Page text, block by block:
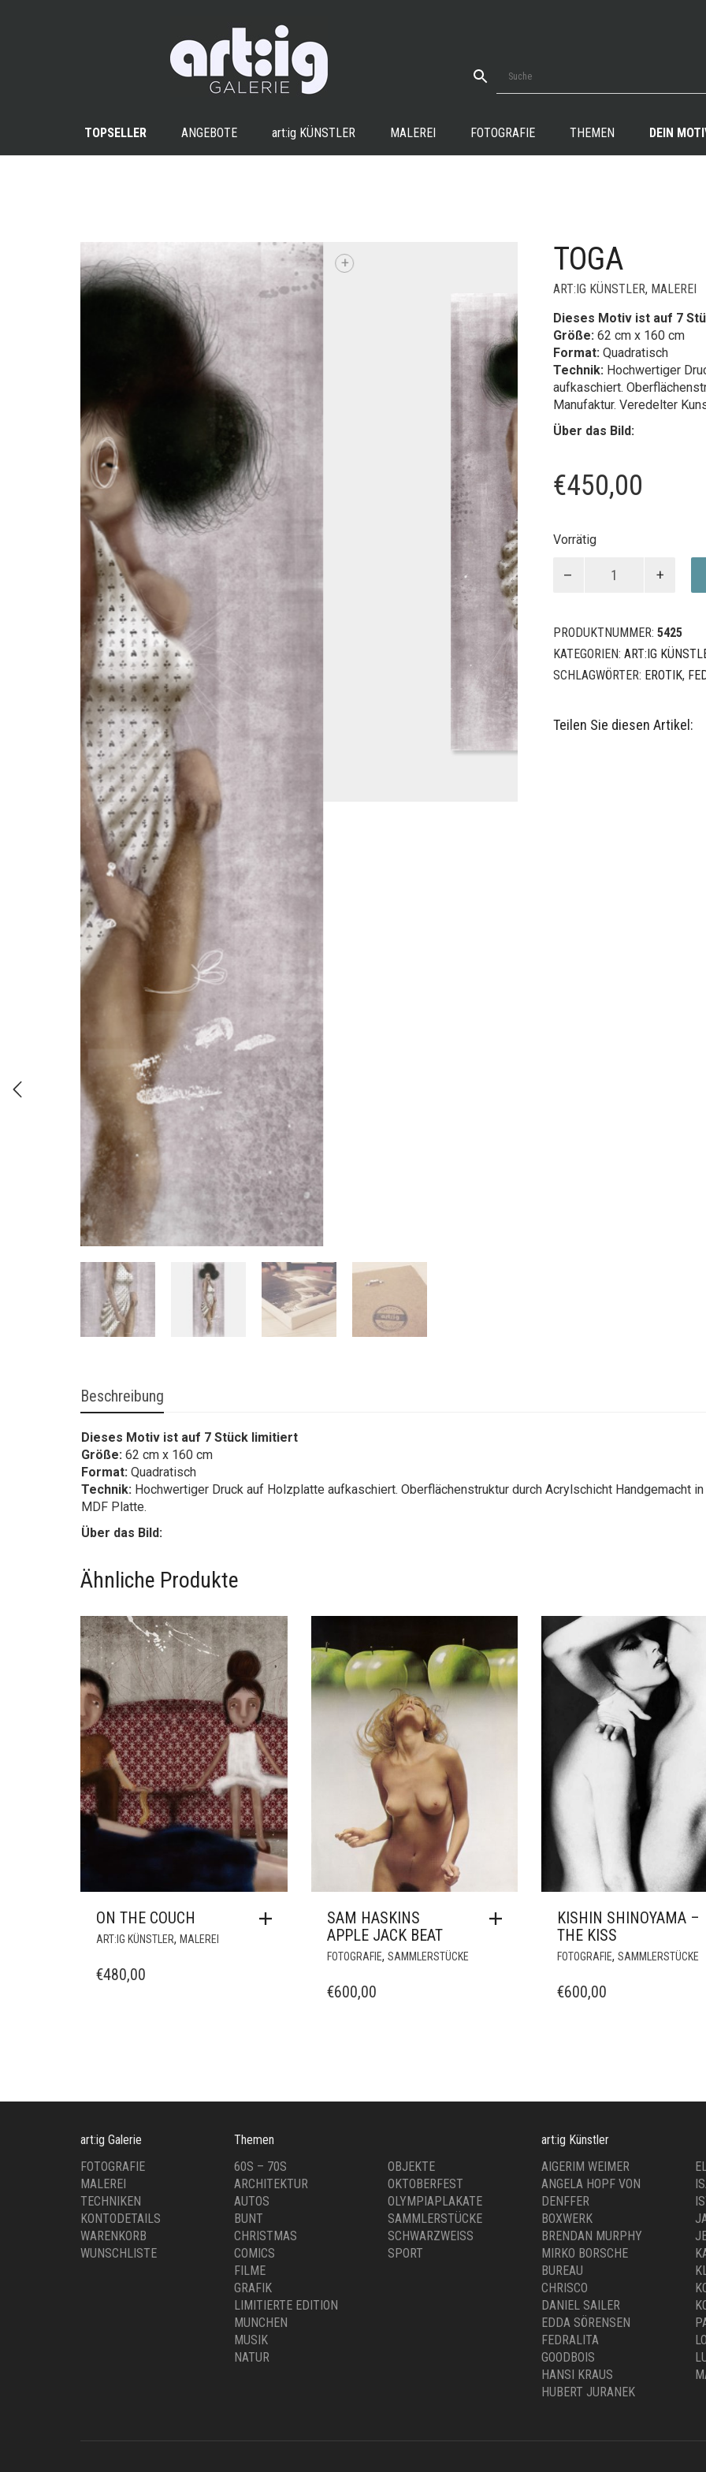
TOPSELLER ANGEBOTE art:ig KÜNSTLER MALEREI FOTOGRAFIE THEMEN DEIN
+ TOGA
ART:IG KÜNSTLER, MALEREI
Dieses Motiv ist auf 7
Größe: 62 cm x 160 cm
Format: Quadratisch
Technik: Hochwertiger
aufkaschiert.
Manufaktur. Veredelter
Über das Bild:
€450,00
Vorrätig
PRODUKTNUMMER: 5425
KATEGORIEN: ART:IG
SCHLAGWÖRTER: EROTIK,
Teilen Sie diesen Artikel:
Beschreibung
Dieses Motiv ist auf 7 Stück limitiert
62 cm x 160 cm
Quadratisch
Technik:
Hochwertiger Druck auf Holzplatte aufkaschiert. Oberflächenstruktur durch Acrylschicht Handgemacht
MDF Platte.
Über das Bild:
Ähnliche Produkte
ON THE COUCH
ART:IG KÜNSTLER,MALEREI
€480,00
APPLE JACK BEAT
THE KISS
art:ig Galerie
FOTOGRAFIE
MALEREI
TECHNIKEN
KONTODETAILS
WARENKORB
WUNSCHLISTE
Themen
60S – 70S
ARCHITEKTUR
AUTOS
BUNT
CHRISTMAS
COMICS
FILME
GRAFIK
LIMITIERTE EDITION
MUNCHEN
MUSIK
NATUR
OBJEKTE
OKTOBERFEST
OLYMPIAPLAKATE
SAMMLERSTÜCKE
SCHWARZWEISS
SPORT
art:ig Künstler
AIGERIM WEIMER
ANGELA HOPF VON
DENFFER
BOXWERK
BRENDAN MURPHY
BUREAU
CHRISCO
DANIEL SAILER
EDDA SÖRENSEN
FEDRALITA
GOODBOIS
HANSI KRAUS
Copyright © 2025 - art:ig Galerie
Finden Sie eine Unterkunft in München